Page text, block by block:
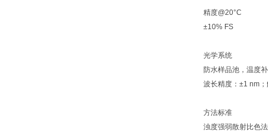
精度@20°C
±10% FS
光学系统
防水样品池，温度
波长精度：±1 nm
方法标准
浊度强弱散射比色法